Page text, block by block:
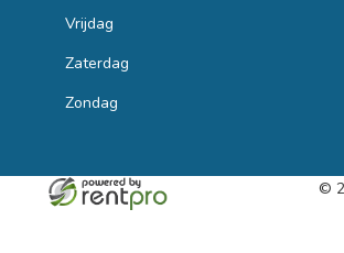
Vrijdag
Zaterdag
Zondag
©